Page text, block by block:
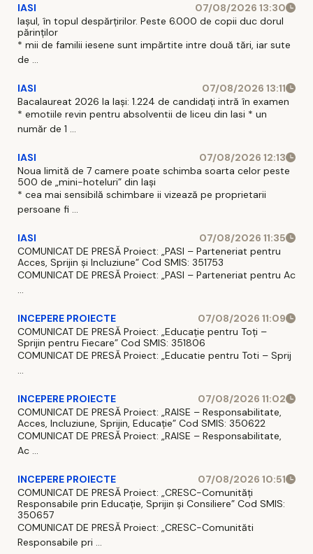
IASI
07/08/2026 13:30
Iașul, în topul despărțirilor. Peste 6.000 de copii duc dorul
părinților
* mii de familii iesene sunt impărtite intre două tări, iar sute
de ...
IASI
07/08/2026 13:11
Bacalaureat 2026 la Iași: 1.224 de candidați intră în examen
* emotiile revin pentru absolventii de liceu din Iasi * un
număr de 1 ...
IASI
07/08/2026 12:13
Noua limită de 7 camere poate schimba soarta celor peste
500 de „mini-hoteluri” din Iași
* cea mai sensibilă schimbare ii vizează pe proprietarii
persoane fi ...
IASI
07/08/2026 11:35
COMUNICAT DE PRESĂ Proiect: „PASI – Parteneriat pentru
Acces, Sprijin și Incluziune” Cod SMIS: 351753
COMUNICAT DE PRESĂ Proiect: „PASI – Parteneriat pentru Ac
...
INCEPERE PROIECTE
07/08/2026 11:09
COMUNICAT DE PRESĂ Proiect: „Educație pentru Toți –
Sprijin pentru Fiecare” Cod SMIS: 351806
COMUNICAT DE PRESĂ Proiect: „Educatie pentru Toti – Sprij
...
INCEPERE PROIECTE
07/08/2026 11:02
COMUNICAT DE PRESĂ Proiect: „RAISE – Responsabilitate,
Acces, Incluziune, Sprijin, Educație” Cod SMIS: 350622
COMUNICAT DE PRESĂ Proiect: „RAISE – Responsabilitate,
Ac ...
INCEPERE PROIECTE
07/08/2026 10:51
COMUNICAT DE PRESĂ Proiect: „CRESC-Comunități
Responsabile prin Educație, Sprijin și Consiliere” Cod SMIS:
350657
COMUNICAT DE PRESĂ Proiect: „CRESC-Comunităti
Responsabile pri ...